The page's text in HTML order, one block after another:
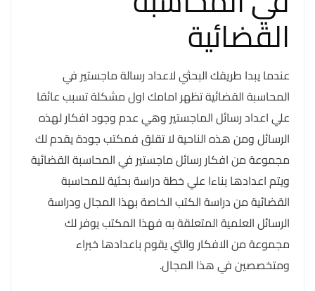
القضائية
عندما يبدا طريقك البحثي لاعداد رسالة ماجستير في
المحاسبة القضائية تظهر امامك اول مشكلة تسبب عائقا
علي اعداد رسائل الماجستير وهي عدم وجود افكار لهذه
الرسائل ومن هذه الناحية لا تقلق فمكتب جودة يقدم لك
مجموعة من افكار رسائل ماجستير في المحاسبة القضائية
ويتم اعدادها بناءا علي خطة دراسة بحثية للمحاسبة
القضائية من دراسة الكتب الخاصة بهذا المجال ودراسة
الرسائل العلمية المتعلقة به فهذا المكتب يوفر لك
مجموعة من الافكار والتي يقوم باعدادها خبراء
ومتخصصين في هذا المجال.